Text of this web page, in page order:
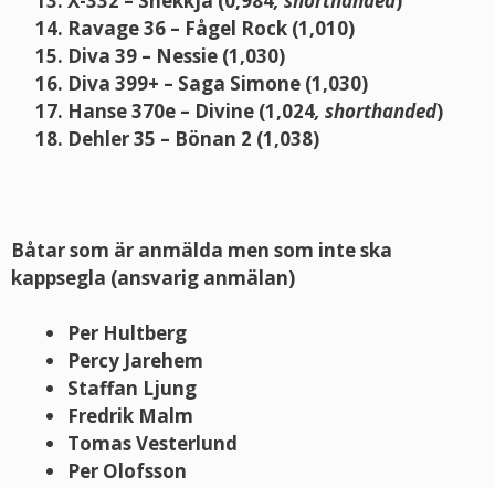
Ravage 36 – Fågel Rock (1,010)
Diva 39 – Nessie (1,030)
Diva 399+ – Saga Simone (1,030)
Hanse 370e – Divine (1,024, shorthanded)
Dehler 35 – Bönan 2 (1,038)
Båtar som är anmälda men som inte ska
kappsegla (ansvarig anmälan)
Per Hultberg
Percy Jarehem
Staffan Ljung
Fredrik Malm
Tomas Vesterlund
Per Olofsson